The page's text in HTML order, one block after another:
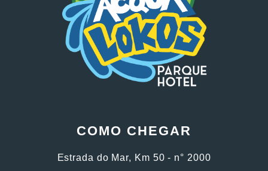
COMO CHEGAR
Estrada do Mar, Km 50 - n° 2000